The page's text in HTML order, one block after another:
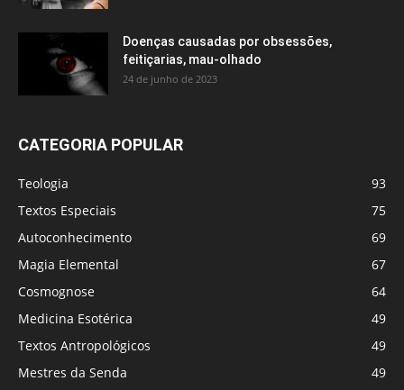
Doenças causadas por obsessões,
feitiçarias, mau-olhado
24 de junho de 2023
CATEGORIA POPULAR
Teologia
93
Textos Especiais
75
Autoconhecimento
69
Magia Elemental
67
Cosmognose
64
Medicina Esotérica
49
Textos Antropológicos
49
Mestres da Senda
49